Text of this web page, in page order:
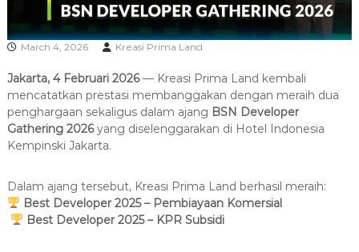
R
A
March 4, 2026 Kreasi Prima Land
Jakarta, 4 Februari 2026— Kreasi Prima Land kembali
mencatatkan prestasi membanggakan dengan meraih dua
penghargaan sekaligus dalam ajang BSN Developer
Gathering 2026yang diselenggarakan di Hotel Indonesia
Kempinski Jakarta.
Dalam ajang tersebut, Kreasi Prima Land berhasil meraih:
Best Developer 2025 – Pembiayaan Komersial
Best Developer 2025 – KPR Subsidi